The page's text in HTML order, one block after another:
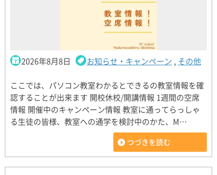
2026年8月8日 お知らせ・キャンペーン , その他
ここでは、パソコン教室わかるとできるの教室情報を確
認することが出来ます 開校休校/開講情報 1週間の空席
情報 開催中のキャンペーン情報 教室に通ってらっしゃ
る生徒の皆様、教室への通学を検討中のかた、M…
つづきを読む